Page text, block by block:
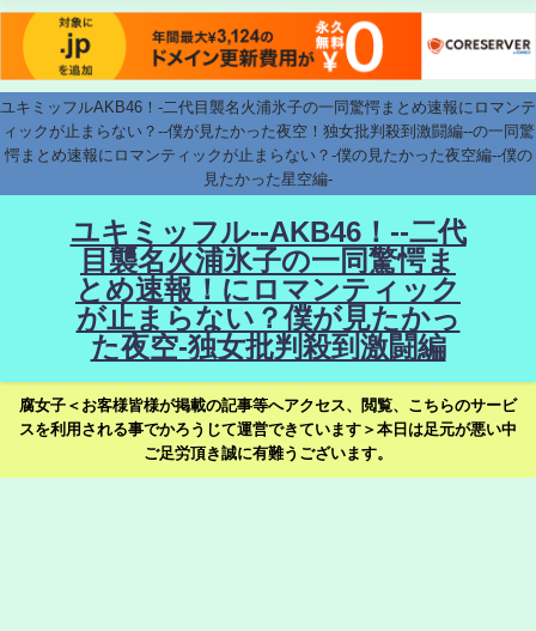
ユキミッフルAKB46！-二代目襲名火浦氷子の一同驚愕まとめ速報にロマンテ
ィックが止まらない？--僕が見たかった夜空！独女批判殺到激闘編--の一同驚
愕まとめ速報にロマンティックが止まらない？-僕の見たかった夜空編--僕の
見たかった星空編-
ユキミッフル--AKB46！--二代
目襲名火浦氷子の一同驚愕ま
とめ速報！にロマンティック
が止まらない？僕が見たかっ
た夜空-独女批判殺到激闘編
腐女子＜お客様皆様が掲載の記事等へアクセス、閲覧、こちらのサービ
スを利用される事でかろうじて運営できています＞本日は足元が悪い中
ご足労頂き誠に有難うございます。